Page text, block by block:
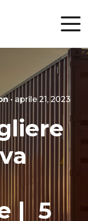
• aprile 21, 2023
| 5